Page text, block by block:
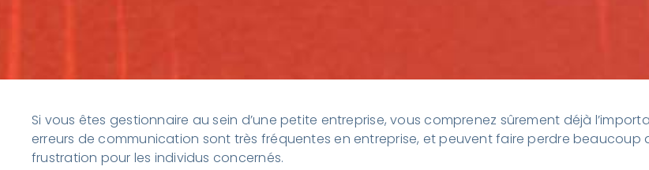
Si vous êtes gestionnaire au sein d’une petite entreprise, vous comprenez sûrement déjà
erreurs de communication sont très fréquentes en entreprise, et peuvent faire perdre beaucoup
frustration pour les individus concernés.